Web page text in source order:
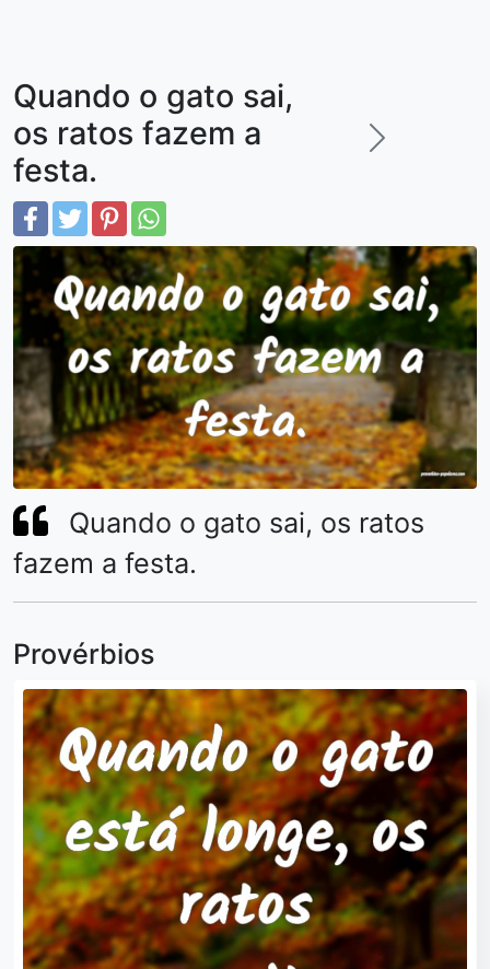
Quando o gato sai,
os ratos fazem a
festa.
Quando o gato sai, os ratos
fazem a festa.
Provérbios